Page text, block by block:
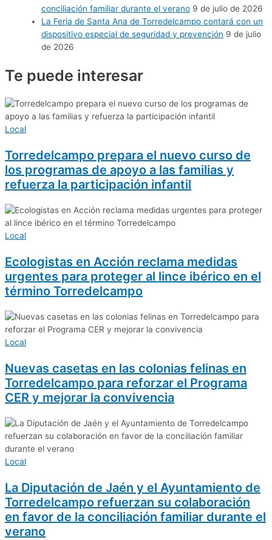
conciliación familiar durante el verano 9 de julio de 2026
La Feria de Santa Ana de Torredelcampo contará con un
dispositivo especial de seguridad y prevención 9 de julio
de 2026
Te puede interesar
Local
Torredelcampo prepara el nuevo curso de
los programas de apoyo a las familias y
refuerza la participación infantil
Local
Ecologistas en Acción reclama medidas
urgentes para proteger al lince ibérico en el
término Torredelcampo
Local
Nuevas casetas en las colonias felinas en
Torredelcampo para reforzar el Programa
CER y mejorar la convivencia
Local
La Diputación de Jaén y el Ayuntamiento de
Torredelcampo refuerzan su colaboración
en favor de la conciliación familiar durante el
verano